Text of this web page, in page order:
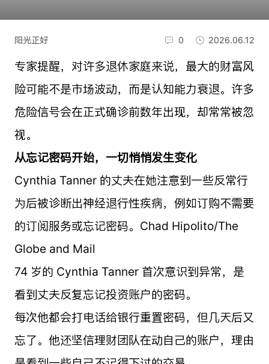
阳光正好 0 2026.06.12
专家提醒，对许多退休家庭来说，最大的财富风
险可能不是市场波动，而是认知能力衰退。许多
危险信号会在正式确诊前数年出现，却常常被忽
视。
从忘记密码开始，一切悄悄发生变化
Cynthia Tanner 的丈夫在她注意到一些反常行
为后被诊断出神经退行性疾病，例如订购不需要
的订阅服务或忘记密码。Chad Hipolito/The
Globe and Mail
74 岁的 Cynthia Tanner 首次意识到异常，是
看到丈夫反复忘记投资账户的密码。
每次他都会打电话给银行重置密码，但几天后又
忘了。他还坚信理财团队在动自己的账户，理由